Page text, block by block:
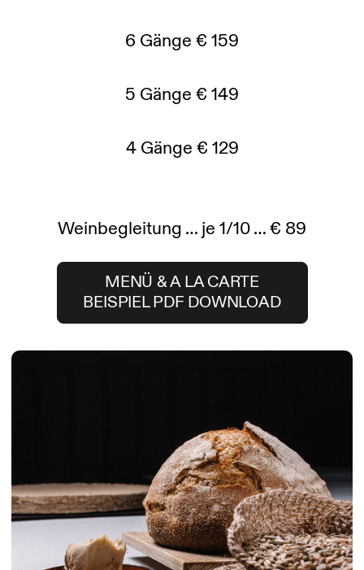
6 Gänge € 159
5 Gänge € 149
4 Gänge € 129
Weinbegleitung … je 1/10 … € 89
MENÜ & A LA CARTE
BEISPIEL PDF DOWNLOAD